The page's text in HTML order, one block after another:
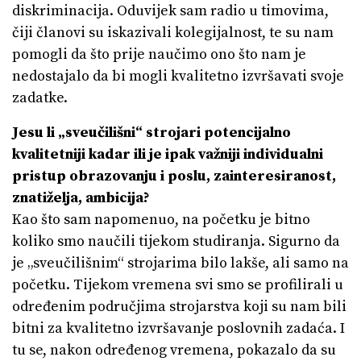
diskriminacija. Oduvijek sam radio u timovima,
čiji članovi su iskazivali kolegijalnost, te su nam
pomogli da što prije naučimo ono što nam je
nedostajalo da bi mogli kvalitetno izvršavati svoje
zadatke.
Jesu li „sveučilišni“ strojari potencijalno
kvalitetniji kadar ili je ipak važniji individualni
pristup obrazovanju i poslu, zainteresiranost,
znatiželja, ambicija?
Kao što sam napomenuo, na početku je bitno
koliko smo naučili tijekom studiranja. Sigurno da
je „sveučilišnim“ strojarima bilo lakše, ali samo na
početku. Tijekom vremena svi smo se profilirali u
određenim područjima strojarstva koji su nam bili
bitni za kvalitetno izvršavanje poslovnih zadaća. I
tu se, nakon određenog vremena, pokazalo da su